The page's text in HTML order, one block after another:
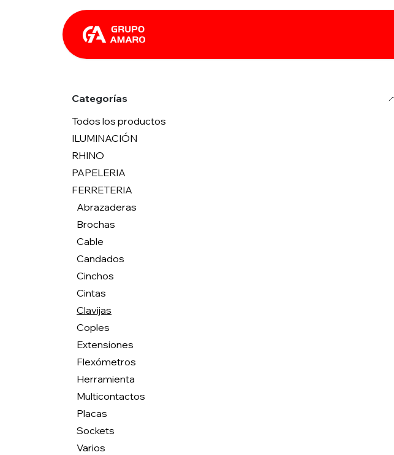
Categorías
Todos los productos
ILUMINACIÓN
RHINO
PAPELERIA
FERRETERIA
Abrazaderas
Brochas
Cable
Candados
Cinchos
Cintas
Clavijas
Coples
Extensiones
Flexómetros
Herramienta
Multicontactos
Placas
Sockets
Varios